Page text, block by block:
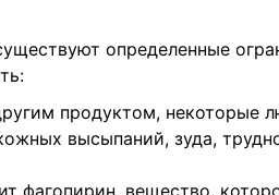
определенные
продуктом, некоторые
высыпаний, зуда,
фагопирин, вещество,